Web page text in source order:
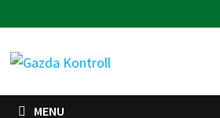
to
content
MENU